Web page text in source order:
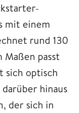
mit einem
rund 130
passt
sich optisch
hinaus
der sich in